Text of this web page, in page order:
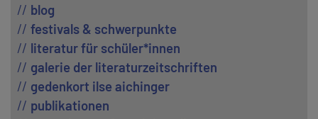
blog
festivals & schwerpunkte
literatur für schüler*innen
galerie der literaturzeitschriften
gedenkort ilse aichinger
publikationen